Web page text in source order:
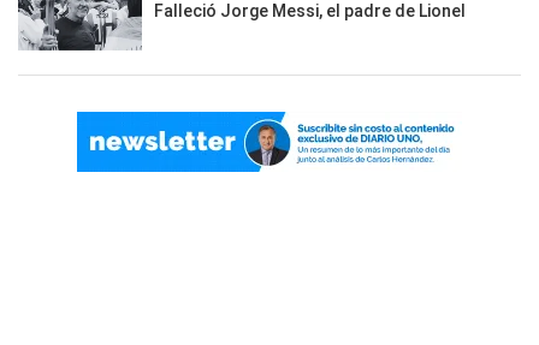
Falleció Jorge Messi, el padre de Lionel